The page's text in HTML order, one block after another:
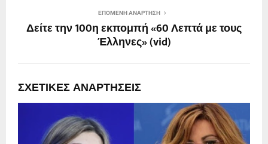
ΕΠΌΜΕΝΗ ΑΝΆΡΤΗΣΗ
Δείτε την 100η εκπομπή «60 Λεπτά με τους
Έλληνες» (vid)
ΣΧΕΤΙΚΈΣ ΑΝΑΡΤΉΣΕΙΣ